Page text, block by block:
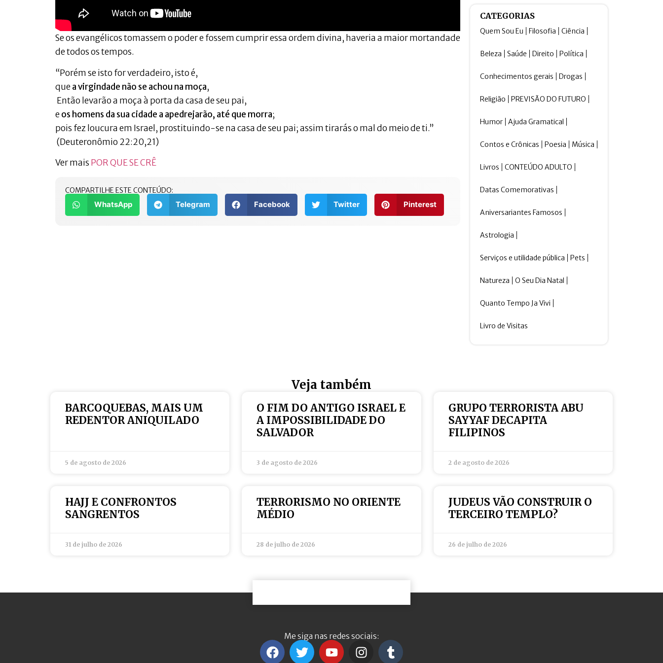
Se os evangélicos tomassem o poder e fossem cumprir essa ordem divina, haveria a maior mortandade
de todos os tempos.
“Porém se isto for verdadeiro, isto é,
quea virgindade não se achou na moça,
Então levarão a moça à porta da casa de seu pai,
eos homens da sua cidade a apedrejarão, até que morra;
pois fez loucura em Israel, prostituindo-se na casa de seu pai; assim tirarás o mal do meio de ti.”
(Deuteronômio 22:20,21)
Ver mais POR QUE SE CRÊ
COMPARTILHE ESTE CONTEÚDO:
WhatsApp Telegram Facebook Twitter Pinterest
CATEGORIAS
Quem Sou Eu Filosofia Ciência
Beleza Saúde Direito Política
Conhecimentos gerais Drogas
Religião PREVISÃO DO FUTURO
Humor Ajuda Gramatical
Contos e Crônicas Poesia Música
Livros CONTEÚDO ADULTO
Datas Comemorativas
Aniversariantes Famosos
Astrologia
Serviços e utilidade pública Pets
Natureza O Seu Dia Natal
Quanto Tempo Ja Vivi
Livro de Visitas
Veja também
BARCOQUEBAS, MAIS UM
REDENTOR ANIQUILADO
5 de agosto de 2026
O FIM DO ANTIGO ISRAEL E
A IMPOSSIBILIDADE DO
SALVADOR
3 de agosto de 2026
GRUPO TERRORISTA ABU
SAYYAF DECAPITA
FILIPINOS
2 de agosto de 2026
HAJJ E CONFRONTOS
SANGRENTOS
31 de julho de 2026
TERRORISMO NO ORIENTE
MÉDIO
28 de julho de 2026
JUDEUS VÃO CONSTRUIR O
TERCEIRO TEMPLO?
26 de julho de 2026
Me siga nas redes sociais: